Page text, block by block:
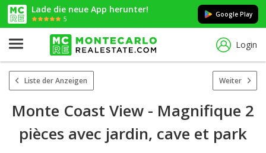
Lade die neue App herunter!
5
Google Play
Login
Liste der Anzeigen Weiter
Monte Coast View - Magnifique 2
pièces avec jardin, cave et park